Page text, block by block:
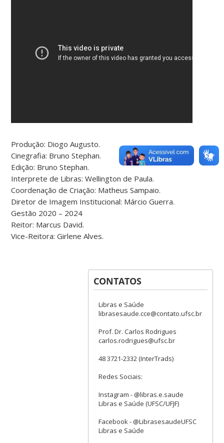
Produção: Diogo Augusto.
Cinegrafia: Bruno Stephan.
Edição: Bruno Stephan.
Interprete de Libras: Wellington de Paula.
Coordenação de Criação: Matheus Sampaio.
Diretor de Imagem Institucional: Márcio Guerra.
Gestão 2020 – 2024
Reitor: Marcus David.
Vice-Reitora: Girlene Alves.
CONTATOS
Libras e Saúde
librasesaude.cce@contato.ufsc.br
Prof. Dr. Carlos Rodrigues
carlos.rodrigues@ufsc.br
48 3721-2332 (InterTrads)
Redes Sociais:
Instagram - @libras.e.saude
Libras e Saúde (UFSC/UFJF)
Facebook - @LibrasesaudeUFSC
Libras e Saúde